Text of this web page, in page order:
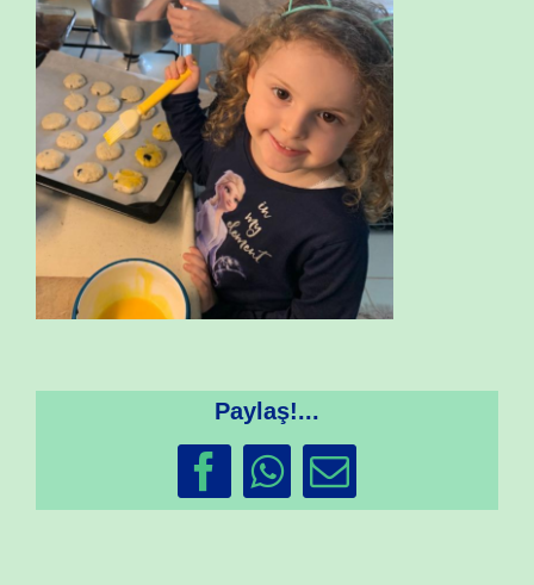
Paylaş!...
Facebook
WhatsApp
Email